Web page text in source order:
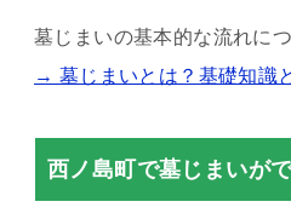
墓じまいの基本的な流れに
→ 墓じまいとは？基礎知識
西ノ島町で墓じまいが